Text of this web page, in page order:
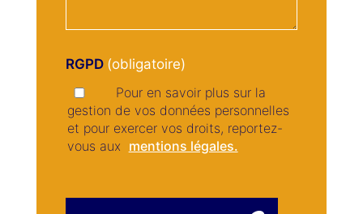
RGPD
Pour en savoir plus sur la
gestion de vos données personnelles
et pour exercer vos droits, reportez-
vous aux mentions légales.